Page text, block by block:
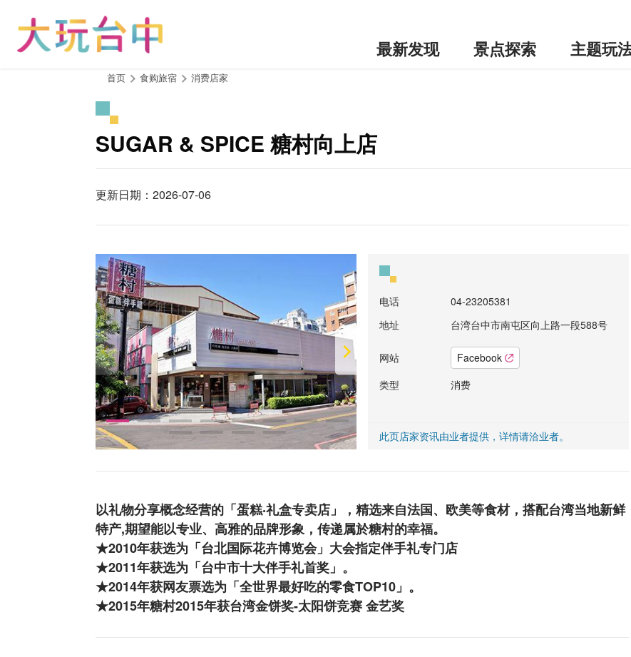
最新发现 景点探索 主题玩
首页 食购旅宿 消费店家
SUGAR & SPICE 糖村向上店
更新日期：2026-07-06
电话
04-23205381
地址
台湾台中市南屯区向上路一段588号
网站
Facebook
类型
消费
此页店家资讯由业者提供，详情请洽业者。
以礼物分享概念经营的「蛋糕‧礼盒专卖店」，精选来自法国、欧美等食材，搭配台湾当地新鲜
特产,期望能以专业、高雅的品牌形象，传递属於糖村的幸福。
★2010年获选为「台北国际花卉博览会」大会指定伴手礼专门店
★2011年获选为「台中市十大伴手礼首奖」。
★2014年获网友票选为「全世界最好吃的零食TOP10」。
★2015年糖村2015年获台湾金饼奖-太阳饼竞赛 金艺奖